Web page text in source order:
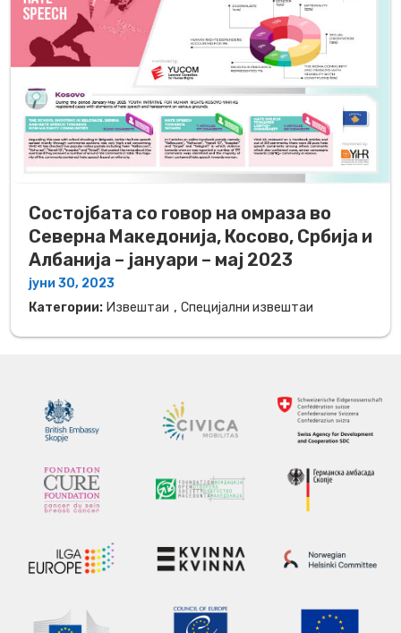
Состојбата со говор на омраза во
Северна Македонија, Косово, Србија и
Албанија – јануари – мај 2023
јуни 30, 2023
Категории: Извештаи , Специјални извештаи